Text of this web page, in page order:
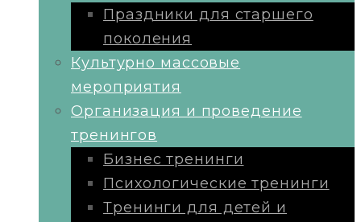
Праздники для старшего
поколения
Культурно массовые
мероприятия
Организация и проведение
тренингов
Бизнес тренинги
Психологические тренинги
Тренинги для детей и